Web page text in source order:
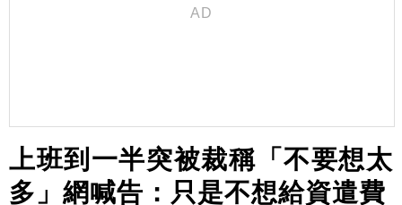
上班到一半突被裁稱「不要想太
多」網喊告：只是不想給資遣費